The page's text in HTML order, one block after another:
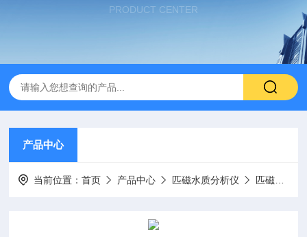
PRODUCT CENTER
产品中心
当前位置：首页 产品中心 匹磁水质分析仪 匹磁浊度仪